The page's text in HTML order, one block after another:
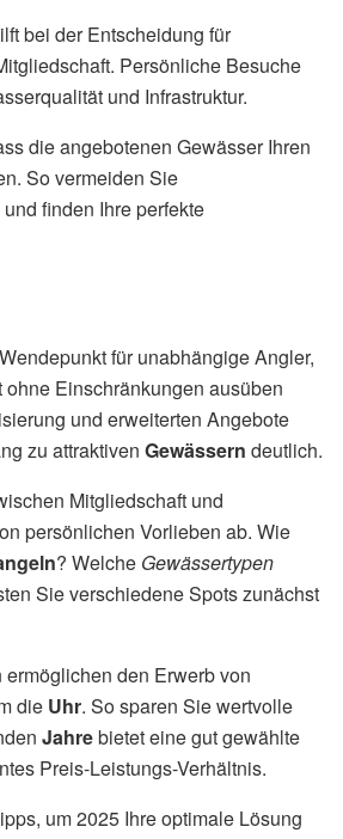
bei der Entscheidung für
Persönliche Besuche
und Infrastruktur.
die angebotenen Gewässer Ihren
So vermeiden Sie
finden Ihre perfekte
für unabhängige Angler,
Einschränkungen ausüben
und erweiterten Angebote
zu attraktiven Gewässern deutlich.
Mitgliedschaft und
persönlichen Vorlieben ab. Wie
? Welche Gewässertypen
Sie verschiedene Spots zunächst
den Erwerb von
die Uhr. So sparen Sie wertvolle
Jahrebietet eine gut gewählte
Preis-Leistungs-Verhältnis.
um 2025 Ihre optimale Lösung